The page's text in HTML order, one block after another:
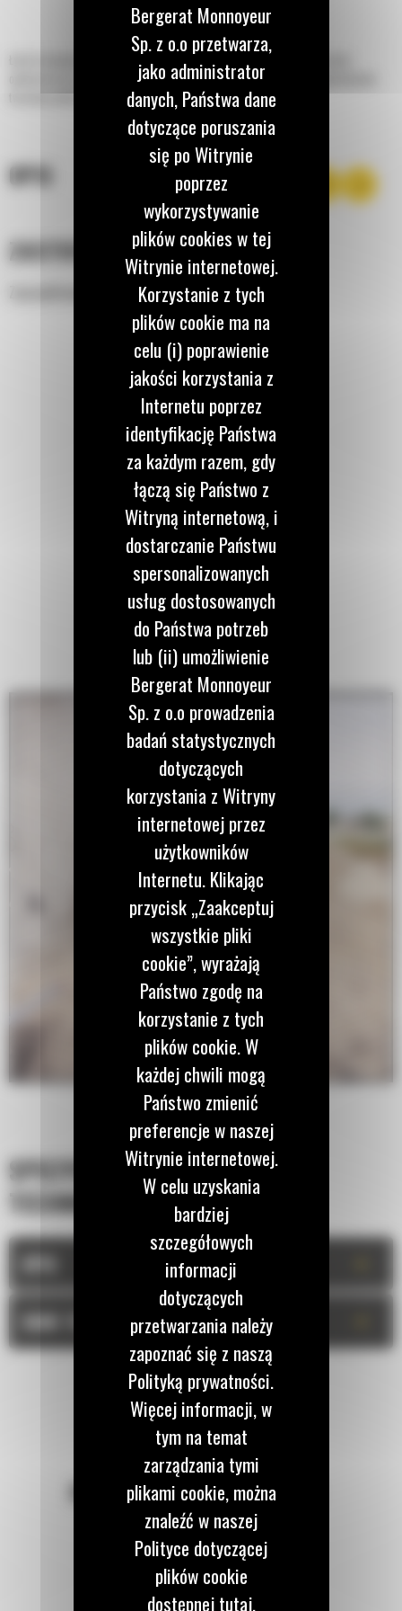
Łyżki do kopania do minikoparek Cat® idealnie nadają się do kopania rowów,
ogólnych prac związanych z wykopami i zasypywania w miękkim lub umiarkowanie
twardym podłożu.
OPIS
ZASTOSOWANIE
Zaprojektowane do różnych zastosowań i materiałów.
SPECYFIKACJA
TECHNICZNA
DANE TECHNICZNE
POZOSTAŃMY W KONTAKCIE
Bergerat Monnoyeur
Sp. z o.o przetwarza,
jako administrator
danych, Państwa dane
dotyczące poruszania
się po Witrynie
poprzez
wykorzystywanie
plików cookies w tej
Witrynie internetowej.
Korzystanie z tych
plików cookie ma na
celu (i) poprawienie
jakości korzystania z
Internetu poprzez
identyfikację Państwa
za każdym razem, gdy
łączą się Państwo z
Witryną internetową, i
dostarczanie Państwu
spersonalizowanych
usług dostosowanych
do Państwa potrzeb
lub (ii) umożliwienie
Bergerat Monnoyeur
Sp. z o.o prowadzenia
badań statystycznych
dotyczących
korzystania z Witryny
internetowej przez
użytkowników
Internetu. Klikając
przycisk „Zaakceptuj
wszystkie pliki
cookie”, wyrażają
Państwo zgodę na
korzystanie z tych
plików cookie. W
każdej chwili mogą
Państwo zmienić
preferencje w naszej
Witrynie internetowej.
W celu uzyskania
bardziej
szczegółowych
informacji
dotyczących
przetwarzania należy
zapoznać się z naszą
Polityką prywatności.
Więcej informacji, w
tym na temat
zarządzania tymi
plikami cookie, można
znaleźć w naszej
Polityce dotyczącej
plików cookie
dostępnej tutaj.